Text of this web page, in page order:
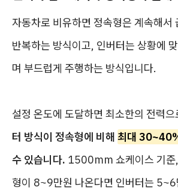
자동차로 비유하면 정속형은 계속해서
반복하는 방식이고, 인버터는 상황에
며 부드럽게 주행하는 방식입니다.
설정 온도에 도달하면 최소한의 전력
터 방식이 정속형에 비해 최대
수 있습니다. 1500mm 쇼케이스 기준
형이 8~9만원 나온다면 인버터는 5~6